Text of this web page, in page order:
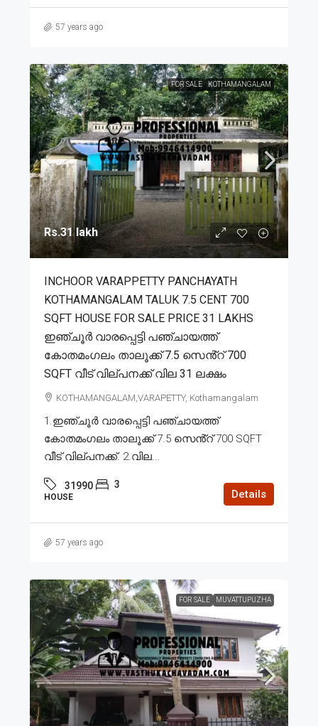
57 years ago
FOR SALE KOTHAMANGALAM
Rs.31 lakh
INCHOOR VARAPPETTY PANCHAYATH
KOTHAMANGALAM TALUK 7.5 CENT 700
SQFT HOUSE FOR SALE PRICE 31 LAKHS
ഇഞ്ചൂർ വാരപ്പെട്ടി പഞ്ചായത്ത്
കോതമംഗലം താലൂക്ക് 7.5 സെൻ്റ് 700
SQFT വീട് വില്പനക്ക് വില 31 ലക്ഷം
KOTHAMANGALAM,VARAPETTY, Kothamangalam
1.ഇഞ്ചൂർ വാരപ്പെട്ടി പഞ്ചായത്ത്
കോതമംഗലം താലൂക്ക് 7.5 സെൻ്റ് 700 SQFT
വീട് വില്പനക്ക്. 2.വില...
31990 3
HOUSE Details
57 years ago
FOR SALE MUVATTUPUZHA